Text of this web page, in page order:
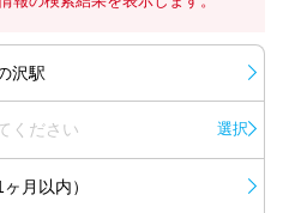
沢駅
ください 選択
月以内）